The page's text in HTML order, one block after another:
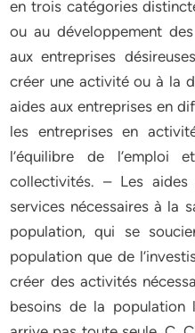
en trois catégories
ou au développement
aux entreprises
créer une activité ou à la
aides aux entreprises en
les entreprises en
l’équilibre de l’emploi
collectivités. – Les
services nécessaires à la
population, qui se
population que de
créer des activités
besoins de la population